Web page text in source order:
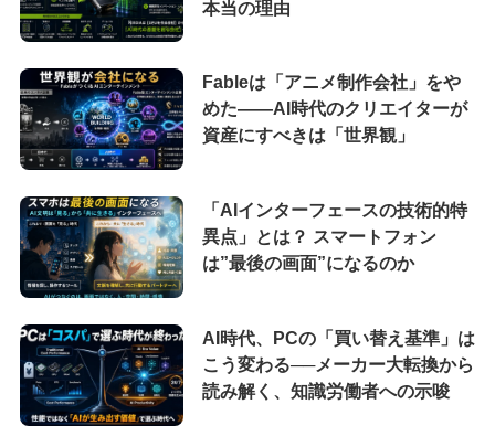
本当の理由
Fableは「アニメ制作会社」をや
めた――AI時代のクリエイターが
資産にすべきは「世界観」
「AIインターフェースの技術的特
異点」とは？ スマートフォン
は”最後の画面”になるのか
AI時代、PCの「買い替え基準」は
こう変わる──メーカー大転換から
読み解く、知識労働者への示唆